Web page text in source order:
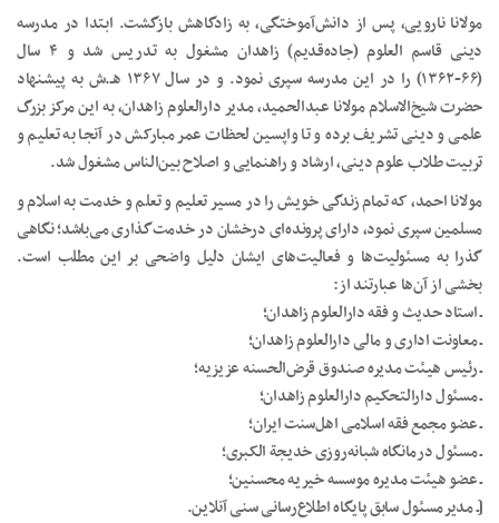
مولانا نارویی، پس از دانش‌آموختگی، به زادگاهش بازگشت. ابتدا در مدرسه
دینی قاسم العلوم (جاده‌قدیم) زاهدان مشغول به تدریس شد و ۴ سال
(۶۶-۱۳۶۲) را در این مدرسه سپری نمود. و در سال ۱۳۶۷ هـ.ش به پیشنهاد
حضرت شیخ‌الاسلام مولانا عبدالحمید، مدیر دارالعلوم زاهدان، به این مرکز بزرگ
علمی و دینی تشریف برده و تا واپسین لحظات عمر مبارکش در آنجا به تعلیم و
تربیت طلاب علوم دینی، ارشاد و راهنمایی و اصلاح بین‌الناس مشغول شد.
مولانا احمد، که تمام زندگی خویش را در مسیر تعلیم و تعلم و خدمت به اسلام و
مسلمین سپری نمود، دارای پرونده‌ای درخشان در خدمت‌گذاری می‌باشد؛ نگاهی
گذرا به مسئولیت‌ها و فعالیت‌های ایشان دلیل واضحی بر این مطلب است.
بخشی از آن‌ها عبارتند از:
ـ استاد حدیث و فقه دارالعلوم زاهدان؛
ـ معاونت اداری و مالی دارالعلوم زاهدان؛
ـ رئیس هیئت مدیره صندوق قرض‌الحسنه عزیزیه؛
ـ مسئول دارالتحکیم دارالعلوم زاهدان؛
ـ عضو مجمع فقه اسلامی اهل‌سنت ایران؛
ـ مسئول درمانگاه شبانه‌روزی خدیجة الکبری؛
ـ عضو هیئت مدیره موسسه خیریه محسنین؛
[ـ مدیرمسئول سابق پایگاه اطلاع‌رسانی سنی آنلاین.